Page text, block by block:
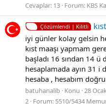
Cevaplar: 13 Forum: KBS
Çözümlendi | Kilitli
iyi günler kolay gelsin
kıst maaşı yapmam
başladı 16 sından 14 ü
hesaplamada ayın 31 i
hesaba , hesabım
batuhanalib Konu 28
2 Forum: 5510/5434